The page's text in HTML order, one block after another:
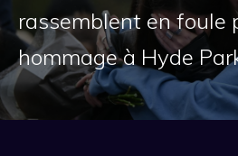
rassemblent en foule
hommage à Hyde